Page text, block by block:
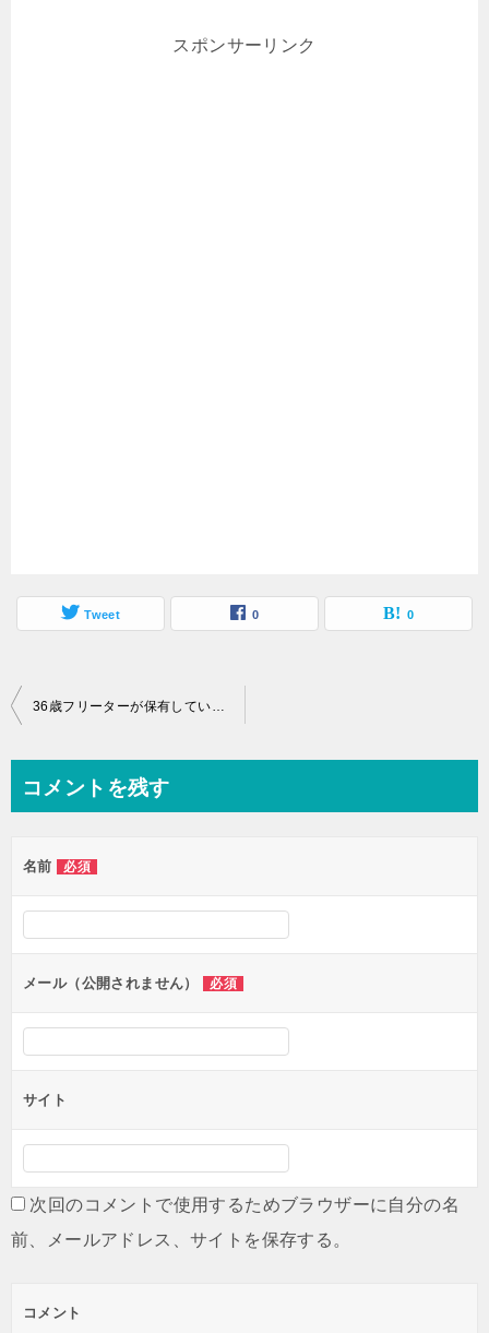
スポンサーリンク
Tweet 0 0
投
ビ
ー
シ
ン
36歳フリーターが保有しているドル建て資産を全て紹介【米国ETFなど】
コメントを残す
名前 必須
メール（公開されません） 必須
サイト
次回のコメントで使用するためブラウザーに自分の名
前、メールアドレス、サイトを保存する。
コメント